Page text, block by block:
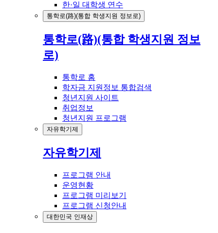
한·일 대학생 연수
통학로(路)(통합 학생지원 정보로)
통학로(路)(통합 학생지원 정보
로)
통학로 홈
학자금 지원정보 통합검색
청년지원 사이트
취업정보
청년지원 프로그램
자유학기제
자유학기제
프로그램 안내
운영현황
프로그램 미리보기
프로그램 신청안내
대한민국 인재상